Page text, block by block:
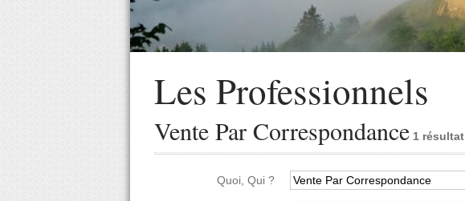
Les Professionnels
Vente Par Correspondance 1 résultat
Quoi, Qui ?